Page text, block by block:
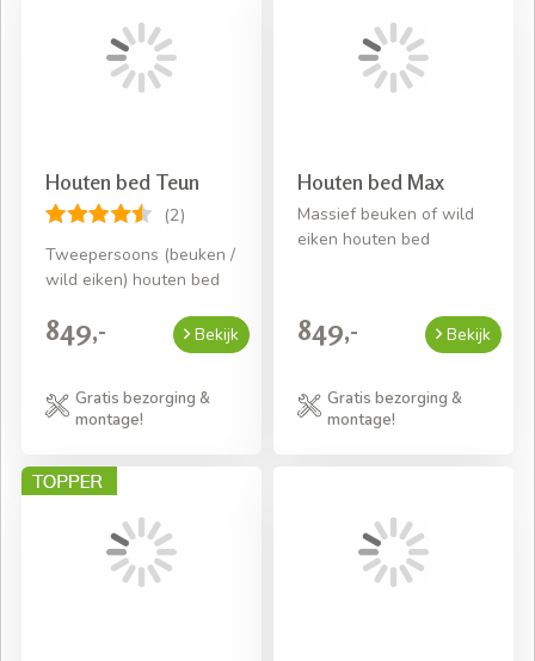
Houten bed Teun
(2)
Tweepersoons (beuken /
wild eiken) houten bed
849,- Bekijk
Gratis bezorging &
montage!
Houten bed Max
Massief beuken of wild
eiken houten bed
849,- Bekijk
Gratis bezorging &
montage!